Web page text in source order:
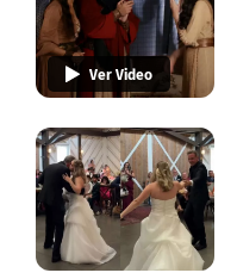
Ver Video